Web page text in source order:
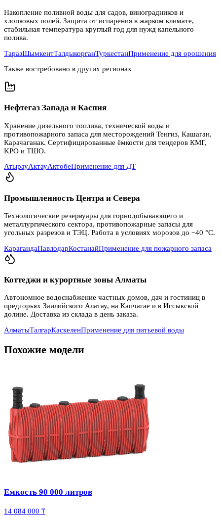
Накопление поливной воды для садов, виноградников и
хлопковых полей. Защита от испарения в жарком климате,
стабильная температура круглый год для нужд капельного
полива.
ТаразШымкентТалдыкорганТуркестанПрименение для орошения
Также востребовано в других регионах
Нефтегаз Запада и Каспия
Хранение дизельного топлива, технической воды и
противопожарного запаса для месторождений Тенгиз, Кашаган,
Карачаганак. Сертифицированные ёмкости для тендеров КМГ,
KPO и ТШО.
АтырауАктауАктобеПрименение для ДТ
Промышленность Центра и Севера
Технологические резервуары для горнодобывающего и
металлургического сектора, противопожарные запасы для
угольных разрезов и ТЭЦ. Работа в условиях морозов до −40 °C.
КарагандаПавлодарКостанайПрименение для пожарного запаса
Коттеджи и курортные зоны Алматы
Автономное водоснабжение частных домов, дач и гостиниц в
предгорьях Заилийского Алатау, на Капчагае и в Иссыкской
долине. Доставка из склада в день заказа.
АлматыТалгарКаскеленПрименение для питьевой воды
Похожие модели
Емкость 90 000 литров
14 084 000 ₸